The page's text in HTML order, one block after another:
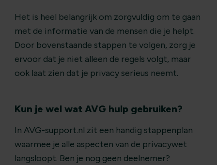
Het is heel belangrijk om zorgvuldig om te gaan
met de informatie van de mensen die je helpt.
Door bovenstaande stappen te volgen, zorg je
ervoor dat je niet alleen de regels volgt, maar
ook laat zien dat je privacy serieus neemt.
Kun je wel wat AVG hulp gebruiken?
In AVG-support.nl zit een handig stappenplan
waarmee je alle aspecten van de privacywet
langsloopt. Ben je nog geen deelnemer?